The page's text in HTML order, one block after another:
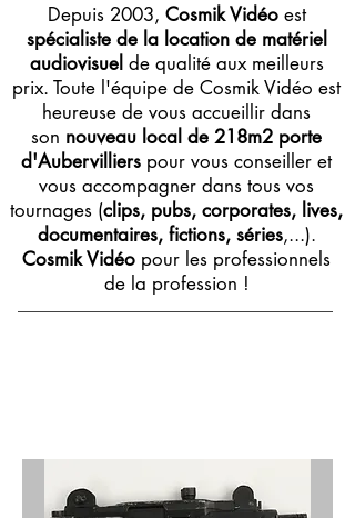
Depuis 2003, Cosmik Vidéoest
spécialiste de la location de matériel
audiovisuel de qualité aux meilleurs
prix. Toute l'équipe de Cosmik Vidéo est
heureuse de vous accueillir dans
son nouveau local de 218m2 porte
d'Aubervilliers pour vous conseiller et
vous accompagner dans tous vos
tournages (clips, pubs, corporates, lives,
documentaires, fictions, séries,...).
Cosmik Vidéo pour les professionnels
de la profession !